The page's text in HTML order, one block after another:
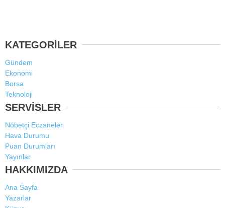
KATEGORİLER
Gündem
Ekonomi
Borsa
Teknoloji
SERVİSLER
Nöbetçi Eczaneler
Hava Durumu
Puan Durumları
Yayınlar
HAKKIMIZDA
Ana Sayfa
Yazarlar